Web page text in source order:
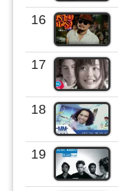
16
17
18
19